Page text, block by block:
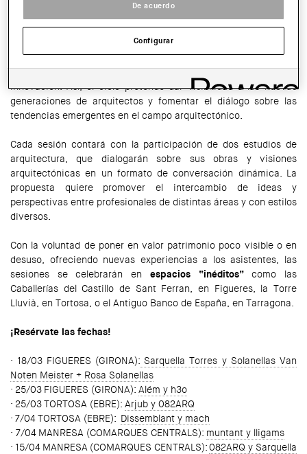
"Novísimos" tiene como objetivo mostrar el panorama actual de
la arquitectura en Cataluña, poniendo el foco en
estudios de arquitectura liderados por arquitectos menores de
40 añosque empiezan a destacar por su creatividad e
innovación. Así, el ciclo pretende dar visibilidad a las nuevas
generaciones de arquitectos y fomentar el diálogo sobre las
tendencias emergentes en el campo arquitectónico.
Cada sesión contará con la participación de dos estudios de
arquitectura, que dialogarán sobre sus obras y visiones
arquitectónicas en un formato de conversación dinámica. La
propuesta quiere promover el intercambio de ideas y
perspectivas entre profesionales de distintas áreas y con estilos
diversos.
Con la voluntad de poner en valor patrimonio poco visible o en
desuso, ofreciendo nuevas experiencias a los asistentes, las
sesiones se celebrarán en espacios “inéditos”como las
Caballerías del Castillo de Sant Ferran, en Figueres, la Torre
Lluvià, en Tortosa, o el Antiguo Banco de España, en Tarragona.
¡Resérvate las fechas!
· 18/03 FIGUERES (GIRONA): Sarquella Torres y Solanellas Van
Noten Meister + Rosa Solanellas
· 25/03 FIGUERES (GIRONA): Além y h3o
· 25/03 TORTOSA (EBRE): Arjub y 082ARQ
· 7/04 TORTOSA (EBRE): Dissemblant y mach
· 7/04 MANRESA (COMARQUES CENTRALS): muntant y lligams
· 15/04 MANRESA (COMARQUES CENTRALS):082ARQ y Sarquella
De acuerdo
Configurar